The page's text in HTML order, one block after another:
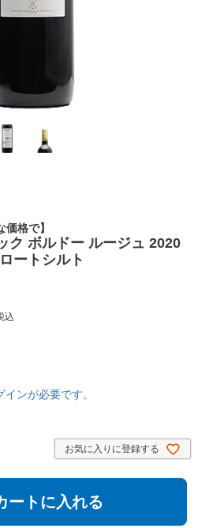
価格で】
ク ボルドー ルージュ 2020
ートシルト
込
ンが必要です。
お気に入りに登録する
ートに入れる